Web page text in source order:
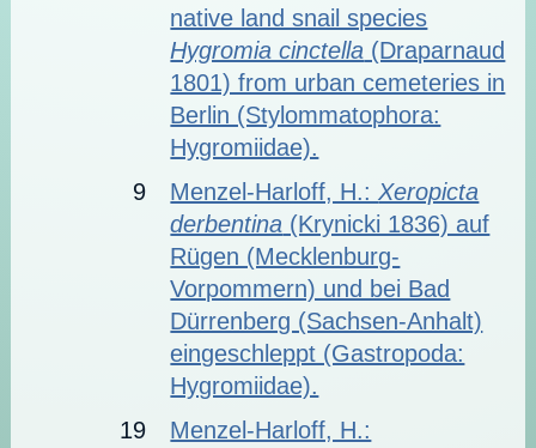
native land snail species
Hygromia cinctella (Draparnaud
1801) from urban cemeteries in
Berlin (Stylommatophora:
Hygromiidae).
9
Menzel-Harloff, H.:Xeropicta
derbentina (Krynicki 1836) auf
Rügen (Mecklenburg-
Vorpommern) und bei Bad
Dürrenberg (Sachsen-Anhalt)
eingeschleppt (Gastropoda:
Hygromiidae).
19
Menzel-Harloff, H.: